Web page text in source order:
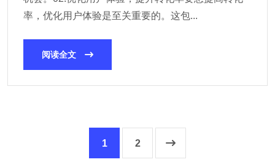
率，优化用户体验是至关重要的。这包...
阅读全文
1 2